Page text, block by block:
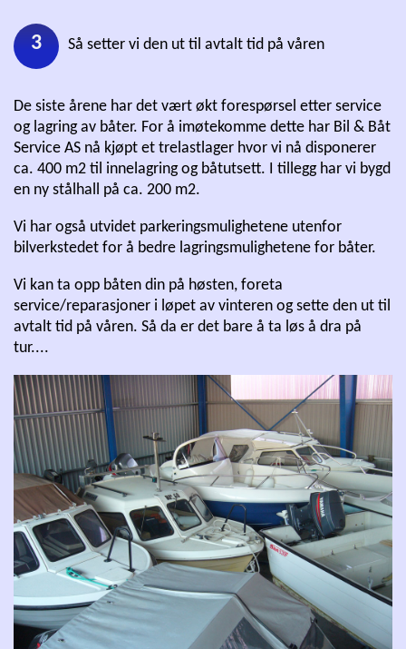
3 Så setter vi den ut til avtalt tid på våren
De siste årene har det vært økt forespørsel etter service
og lagring av båter. For å imøtekomme dette har Bil & Båt
Service AS nå kjøpt et trelastlager hvor vi nå disponerer
ca. 400 m2 til innelagring og båtutsett. I tillegg har vi bygd
en ny stålhall på ca. 200 m2.
Vi har også utvidet parkeringsmulighetene utenfor
bilverkstedet for å bedre lagringsmulighetene for båter.
Vi kan ta opp båten din på høsten, foreta
service/reparasjoner i løpet av vinteren og sette den ut til
avtalt tid på våren. Så da er det bare å ta løs å dra på
tur....